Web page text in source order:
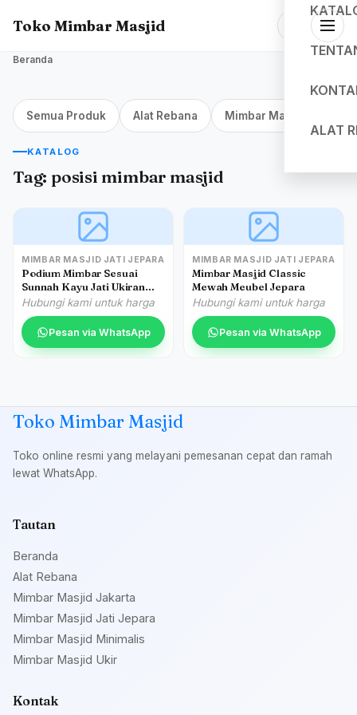
Toko Mimbar Masjid
ALAT
Beranda
Semua Produk Alat Rebana Mimbar Masjid Jakarta
KATALOG
Tag: posisi mimbar masjid
MIMBAR MASJID JATI JEPARA
Podium Mimbar Sesuai
Sunnah Kayu Jati Ukiran
Klasik Jepara
Hubungi kami untuk harga
Pesan via WhatsApp
MIMBAR MASJID JATI JEPARA
Mimbar Masjid Classic
Mewah Meubel Jepara
Hubungi kami untuk harga
Pesan via WhatsApp
Toko Mimbar Masjid
Toko online resmi yang melayani pemesanan cepat dan ramah
lewat WhatsApp.
Tautan
Beranda
Alat Rebana
Mimbar Masjid Jakarta
Mimbar Masjid Jati Jepara
Mimbar Masjid Minimalis
Mimbar Masjid Ukir
Kontak